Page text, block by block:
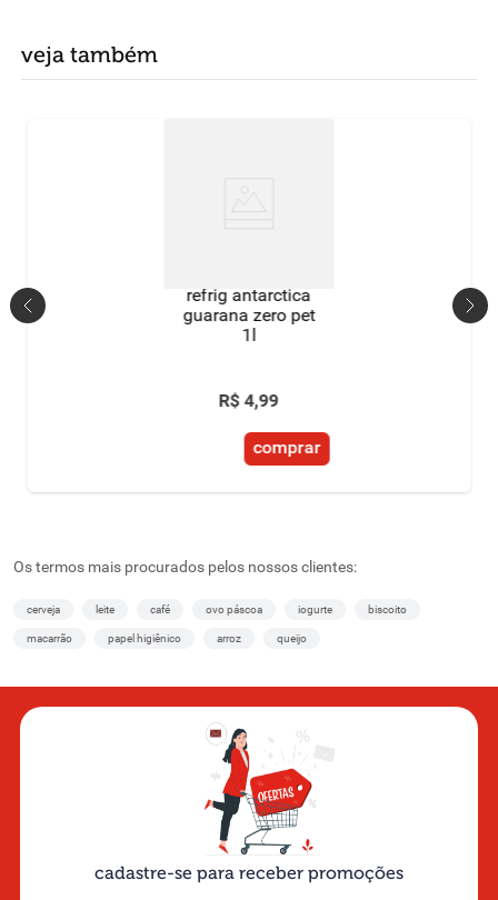
veja também
refrig antarctica
guarana zero pet
1l
R$ 4,99
comprar
Os termos mais procurados pelos nossos clientes:
cerveja leite café ovo páscoa iogurte biscoito
macarrão papel higiênico arroz queijo
cadastre-se para receber promoções